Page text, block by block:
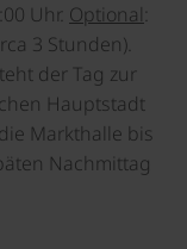
Uhr. Optional :
3 Stunden).
der Tag zur
Hauptstadt
Markthalle bis
Nachmittag